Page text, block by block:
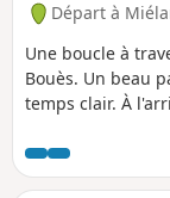
Départ à
Une boucle à
Bouès. Un beau
temps clair. À